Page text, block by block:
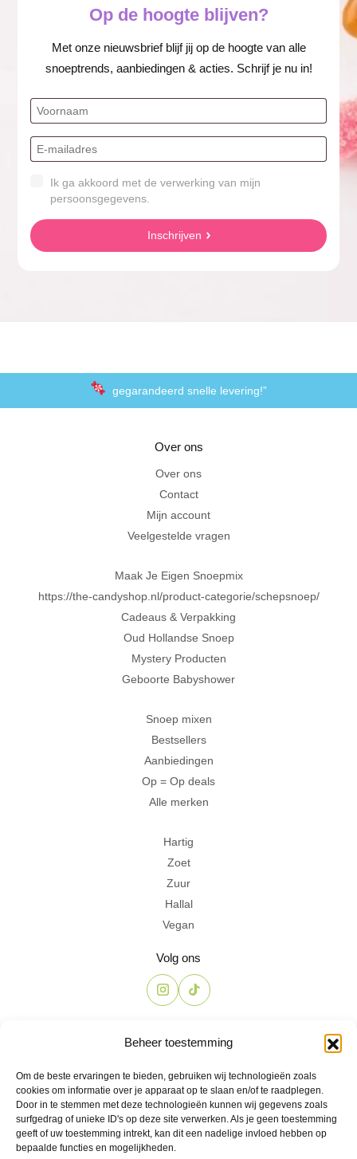
Beheer toestemming
Om de beste ervaringen te bieden, gebruiken wij technologieën zoals
cookies om informatie over je apparaat op te slaan en/of te raadplegen.
Door in te stemmen met deze technologieën kunnen wij gegevens zoals
surfgedrag of unieke ID's op deze site verwerken. Als je geen toestemming
geeft of uw toestemming intrekt, kan dit een nadelige invloed hebben op
bepaalde functies en mogelijkheden.
Op de hoogte blijven?
Met onze nieuwsbrief blijf jij op de hoogte van alle
snoeptrends, aanbiedingen & acties. Schrijf je nu in!
Ik ga akkoord met de verwerking van mijn
persoonsgegevens.
Inschrijven
gegarandeerd snelle levering!”
Al 20 jaar in Amersfoort
Over ons
Over ons
Contact
Mijn account
Veelgestelde vragen
Maak Je Eigen Snoepmix
https://the-candyshop.nl/product-categorie/schepsnoep/
Cadeaus & Verpakking
Oud Hollandse Snoep
Mystery Producten
Geboorte Babyshower
Snoep mixen
Bestsellers
Aanbiedingen
Op = Op deals
Alle merken
Hartig
Zoet
Zuur
Hallal
Vegan
Volg ons
info@the-candyshop.nl
Langestraat 106, 3811 AK, Amersfoort